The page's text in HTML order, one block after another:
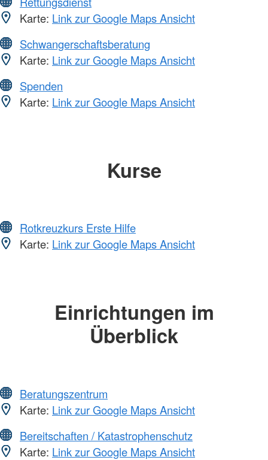
Karte: Link zur Google Maps Ansicht
Schwangerschaftsberatung
Karte: Link zur Google Maps Ansicht
Spenden
Karte: Link zur Google Maps Ansicht
Kurse
Rotkreuzkurs Erste Hilfe
Karte: Link zur Google Maps Ansicht
Einrichtungen im
Überblick
Beratungszentrum
Karte: Link zur Google Maps Ansicht
Bereitschaften / Katastrophenschutz
Karte: Link zur Google Maps Ansicht